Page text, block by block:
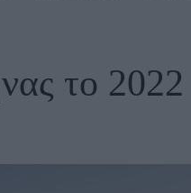
το 2022